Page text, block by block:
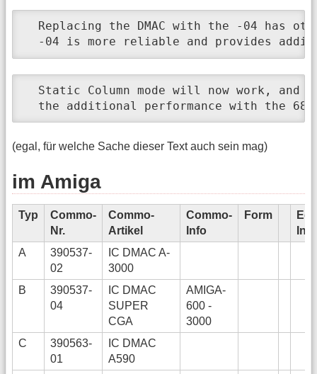
Replacing the DMAC with the -04 has
-04 is more reliable and provides
Static Column mode will now work, and
the additional performance with the
(egal, für welche Sache dieser Text auch sein mag)
im Amiga
Typ
Commo-
Nr.
Commo-
Artikel
Commo-
Info
Form
Info
A
390537-
02
IC DMAC A-
3000
B
390537-
04
IC DMAC
SUPER
CGA
AMIGA-
600 -
3000
C
390563-
01
IC DMAC
A590